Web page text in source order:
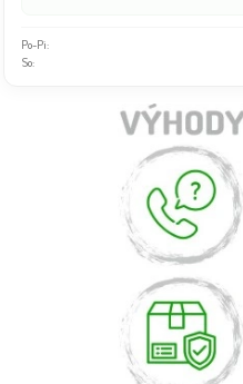
Po-Pi:
So: